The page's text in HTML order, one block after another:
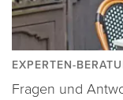
EXPERTEN-
Fragen und